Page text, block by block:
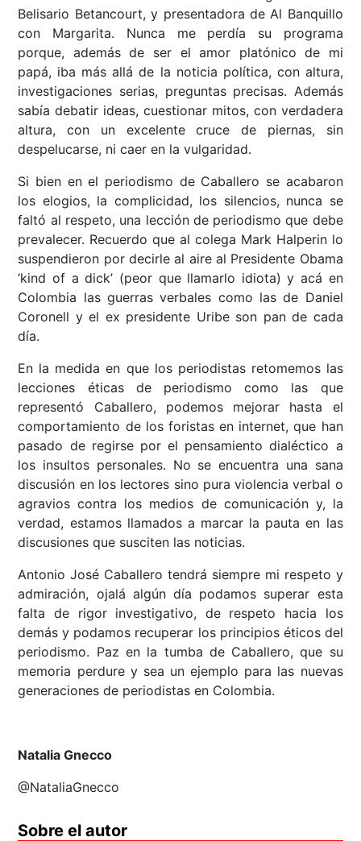
Belisario Betancourt, y presentadora de Al Banquillo
con Margarita. Nunca me perdía su programa
porque, además de ser el amor platónico de mi
papá, iba más allá de la noticia política, con altura,
investigaciones serias, preguntas precisas. Además
sabía debatir ideas, cuestionar mitos, con verdadera
altura, con un excelente cruce de piernas, sin
despelucarse, ni caer en la vulgaridad.
Si bien en el periodismo de Caballero se acabaron
los elogios, la complicidad, los silencios, nunca se
faltó al respeto, una lección de periodismo que debe
prevalecer. Recuerdo que al colega Mark Halperin lo
suspendieron por decirle al aire al Presidente Obama
‘kind of a dick’ (peor que llamarlo idiota) y acá en
Colombia las guerras verbales como las de Daniel
Coronell y el ex presidente Uribe son pan de cada
día.
En la medida en que los periodistas retomemos las
lecciones éticas de periodismo como las que
representó Caballero, podemos mejorar hasta el
comportamiento de los foristas en internet, que han
pasado de regirse por el pensamiento dialéctico a
los insultos personales. No se encuentra una sana
discusión en los lectores sino pura violencia verbal o
agravios contra los medios de comunicación y, la
verdad, estamos llamados a marcar la pauta en las
discusiones que susciten las noticias.
Antonio José Caballero tendrá siempre mi respeto y
admiración, ojalá algún día podamos superar esta
falta de rigor investigativo, de respeto hacia los
demás y podamos recuperar los principios éticos del
periodismo. Paz en la tumba de Caballero, que su
memoria perdure y sea un ejemplo para las nuevas
generaciones de periodistas en Colombia.
Natalia Gnecco
@NataliaGnecco
Sobre el autor